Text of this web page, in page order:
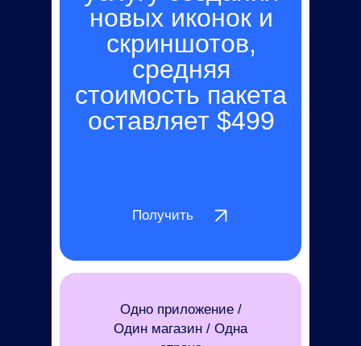
новых иконок и
скриншотов,
средняя
cтоимость пакета
оставляет $499
Получить
Одно приложение /
Один магазин / Одна